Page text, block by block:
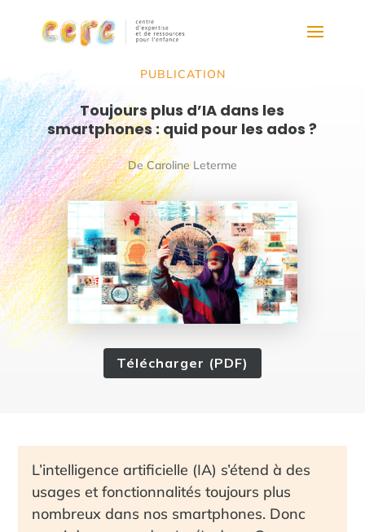
PUBLICATION
Toujours plus d’IA dans les
smartphones : quid pour les ados ?
De Caroline Leterme
Télécharger (PDF)
L’intelligence artificielle (IA) s’étend à des
usages et fonctionnalités toujours plus
nombreux dans nos smartphones. Donc